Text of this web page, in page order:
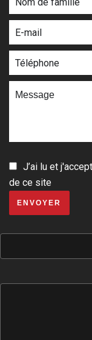
J’ai lu et
de ce site
ENVOYER